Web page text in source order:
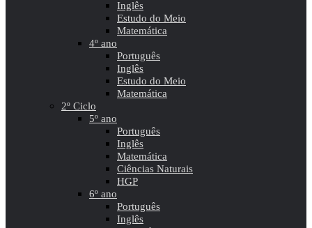
Inglês
Estudo do Meio
Matemática
4º ano
Português
Inglês
Estudo do Meio
Matemática
2º Ciclo
5º ano
Português
Inglês
Matemática
Ciências Naturais
HGP
6º ano
Português
Inglês